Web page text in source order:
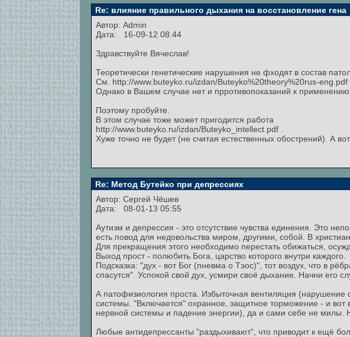
Re: влияние правильного дыхания на восстановление гена
Автор: Admin
Дата: 16-09-12 08:44
Здравствуйте Вячеслав!
Теоретически генетические нарушения не фходят в состав
См. http://www.buteyko.ru/izdan/Buteyko%20theory%20rus-eng.pdf .
Однако в Вашем случае нет и прротивопоказаний к применению
Поэтому пробуйте.
В этом случае тоже может пригодится работа
http://www.buteyko.ru/izdan/Buteyko_intellect.pdf .
Хуже точно не будет (не считая естественных обострений). А
Re: Метод Бутейко при депрессиях
Автор: Сергей Чёшев
Дата: 08-01-13 05:55
Аутизм и депрессия - это отсутствие чувства единения. Это
есть повод для недовольства миром, другими, собой. В
Для прекращения этого необходимо перестать обижаться,
Выход прост - полюбить Бога, царство которого внутри каждого.
Подсказка: "дух - вот Бог (пневма о Тэос)", тот воздух, что в
спасутся". Успокой свой дух, усмири своё дыхание. Начни его
А патофизиология проста. Избыточная вентиляция
системы. "Включается" охранное, защитное торможение - и
нервной системы и падение энергии), да и сами себе не милы.
Любые антидепрессанты "раздыхивают", что приводит к ещё